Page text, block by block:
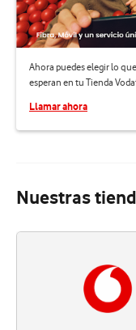
Ahora puedes elegir lo
esperan en tu Tienda
Llamar ahora
Nuestras